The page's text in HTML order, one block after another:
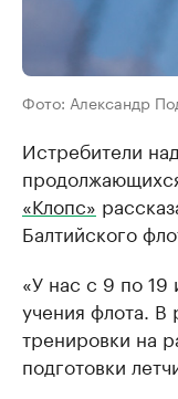
Фото: Александр
Истребители
«Клопс»
Балтийского
«У нас с 9 по 19
учения флота. В
тренировки на
подготовки